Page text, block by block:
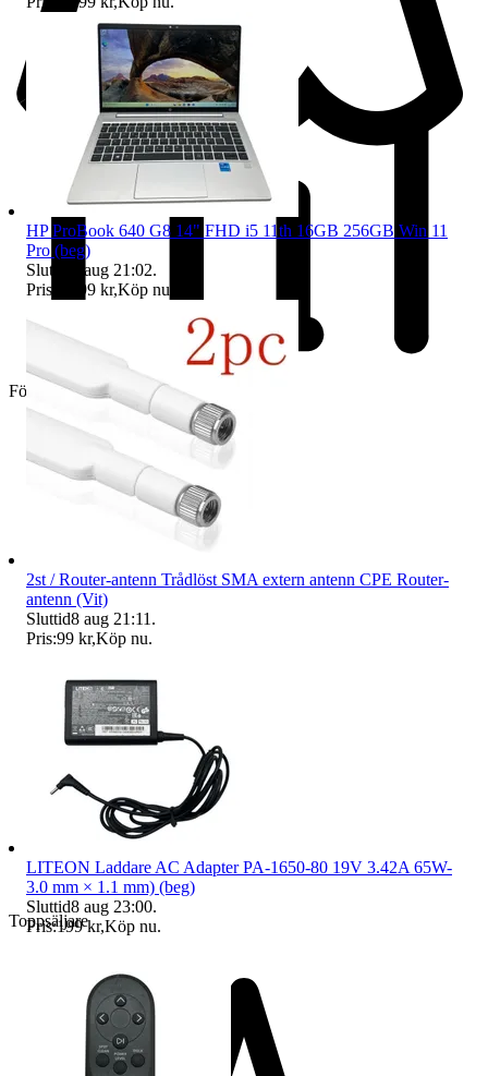
Företag
Toppsäljare
HP ProBook 640 G8 14" FHD i5 11th 16GB 256GB Win 11
Pro (beg)
Sluttid
8 aug 21:02.
Pris:
2 999 kr,Köp nu
2st / Router-antenn Trådlöst SMA extern antenn CPE Router-
antenn (Vit)
Sluttid8 aug 21:11 .
Pris:99 kr,Köp nu.
LITEON Laddare AC Adapter PA-1650-80 19V 3.42A 65W-
3.0 mm × 1.1 mm) (beg)
Sluttid8 aug 23:00.
Pris:199 kr,Köp nu.